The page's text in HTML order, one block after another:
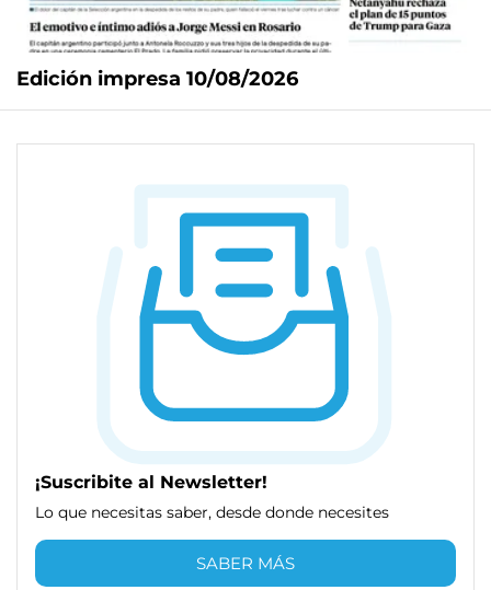
Edición impresa 10/08/2026
¡Suscribite al Newsletter!
Lo que necesitas saber, desde donde necesites
SABER MÁS